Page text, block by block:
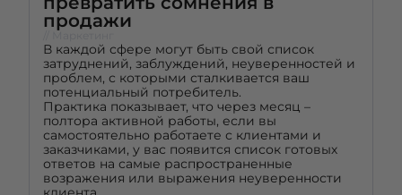
продажи
В каждой сфере могут быть свой список
затруднений, заблуждений, неуверенностей и
проблем, с которыми сталкивается ваш
потенциальный потребитель.
Практика показывает, что через месяц –
полтора активной работы, если вы
самостоятельно работаете с клиентами и
заказчиками, у вас появится список готовых
ответов на самые распространенные
возражения или выражения неуверенности